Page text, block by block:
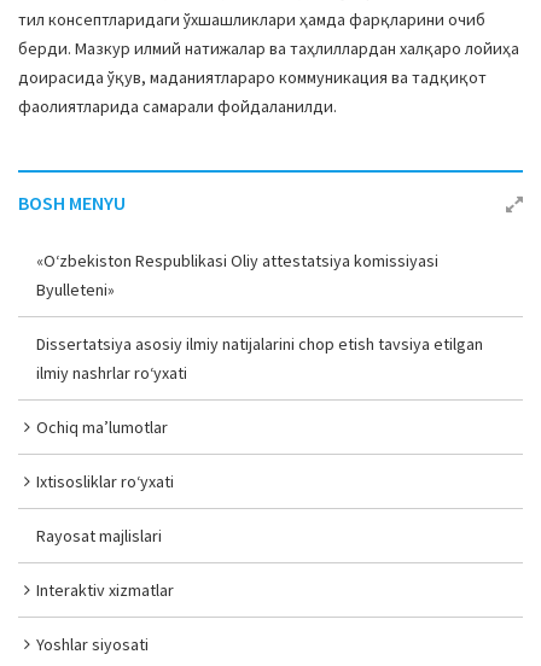
тил консептларидаги ўхшашликлари ҳамда фарқларини очиб
берди. Мазкур илмий натижалар ва таҳлиллардан халқаро лойиҳа
доирасида ўқув, маданиятлараро коммуникация ва тадқиқот
фаолиятларида самарали фойдаланилди.
BOSH MENYU
«O‘zbekiston Respublikasi Oliy attestatsiya komissiyasi
Byulleteni»
Dissertatsiya asosiy ilmiy natijalarini chop etish tavsiya etilgan
ilmiy nashrlar ro‘yxati
Ochiq ma’lumotlar
Ixtisosliklar ro‘yxati
Rayosat majlislari
Interaktiv xizmatlar
Yoshlar siyosati